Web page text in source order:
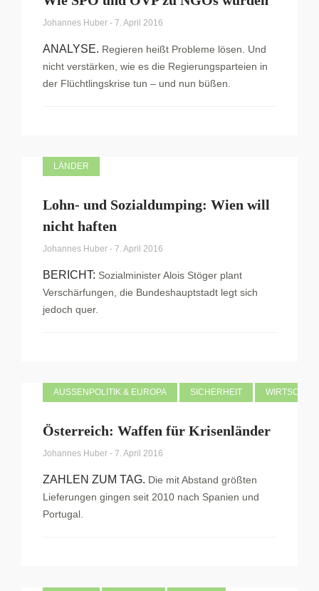
Johannes Huber - 7. April 2016
ANALYSE. Regieren heißt Probleme lösen. Und
nicht verstärken, wie es die Regierungsparteien in
der Flüchtlingskrise tun – und nun büßen.
LÄNDER
Lohn- und Sozialdumping: Wien will
nicht haften
Johannes Huber - 7. April 2016
BERICHT: Sozialminister Alois Stöger plant
Verschärfungen, die Bundeshauptstadt legt sich
jedoch quer.
AUSSENPOLITIK & EUROPA SICHERHEIT
Österreich: Waffen für Krisenländer
Johannes Huber - 7. April 2016
ZAHLEN ZUM TAG. Die mit Abstand größten
Lieferungen gingen seit 2010 nach Spanien und
Portugal.